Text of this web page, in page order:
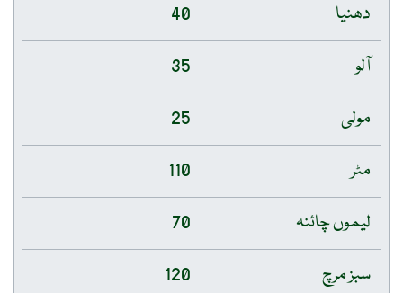
دھنیا
40
آلو
35
مولی
25
مٹر
110
لیموں چائنہ
70
سبز مرچ
120